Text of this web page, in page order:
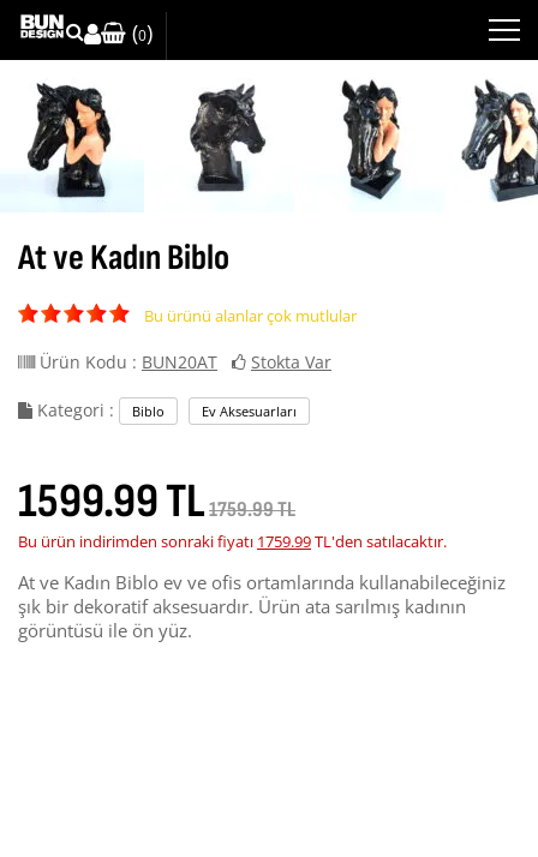
(0)
At ve Kadın Biblo
Bu ürünü alanlar çok mutlular
Ürün Kodu : BUN20AT Stokta Var
Kategori : Biblo Ev Aksesuarları
1599.99 TL1759.99 TL
Bu ürün indirimden sonraki fiyatı 1759.99TL'den satılacaktır.
At ve Kadın Biblo ev ve ofis ortamlarında kullanabileceğiniz
şık bir dekoratif aksesuardır. Ürün ata sarılmış kadının
görüntüsü ile ön yüz.